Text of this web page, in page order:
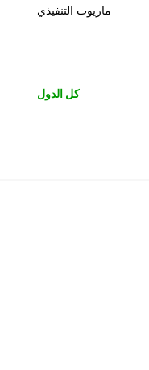
ماريوت التنفيذي
كل الدول